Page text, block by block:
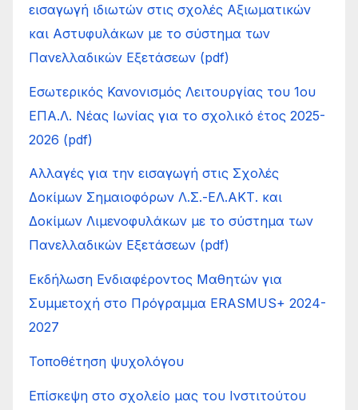
εισαγωγή ιδιωτών στις σχολές Αξιωματικών
και Αστυφυλάκων με το σύστημα των
Πανελλαδικών Εξετάσεων (pdf)
Εσωτερικός Κανονισμός Λειτουργίας του 1ου
ΕΠΑ.Λ. Νέας Ιωνίας για το σχολικό έτος 2025-
2026 (pdf)
Αλλαγές για την εισαγωγή στις Σχολές
Δοκίμων Σημαιοφόρων Λ.Σ.-ΕΛ.ΑΚΤ. και
Δοκίμων Λιμενοφυλάκων με το σύστημα των
Πανελλαδικών Εξετάσεων (pdf)
Εκδήλωση Ενδιαφέροντος Μαθητών για
Συμμετοχή στο Πρόγραμμα ERASMUS+ 2024-
2027
Τοποθέτηση ψυχολόγου
Επίσκεψη στο σχολείο μας του Ινστιτούτου